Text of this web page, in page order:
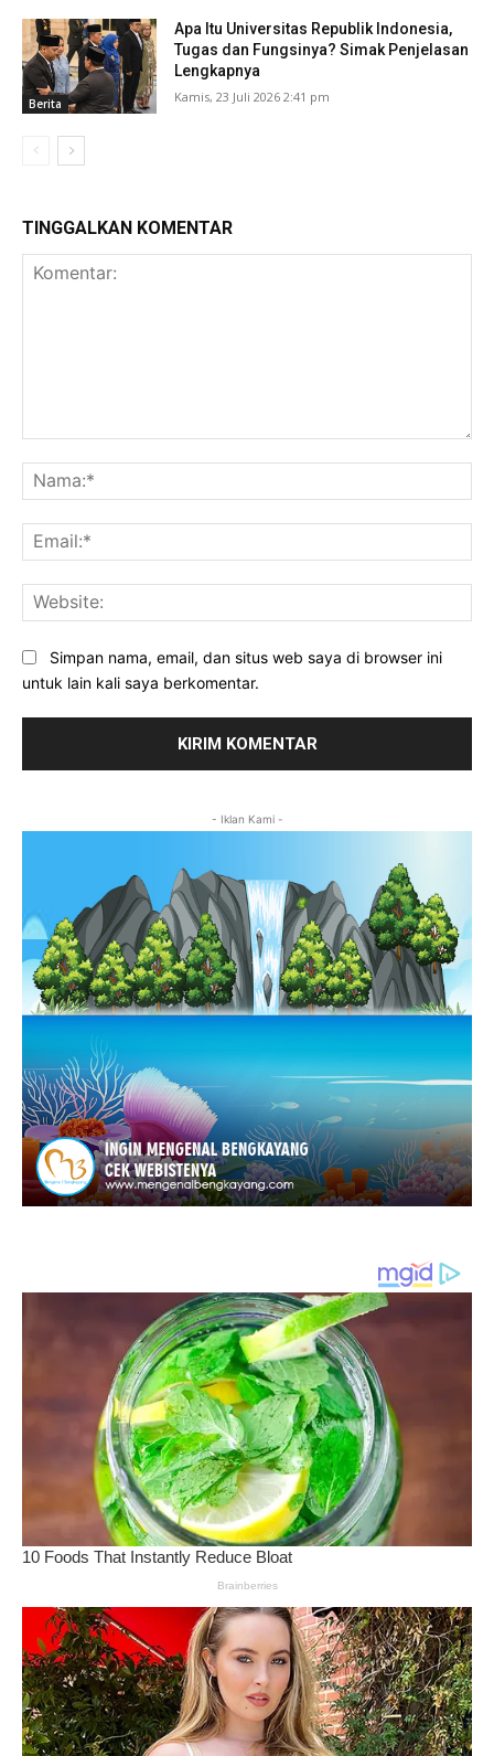
Berita
Apa Itu Universitas Republik Indonesia,
Tugas dan Fungsinya? Simak Penjelasan
Lengkapnya
Kamis, 23 Juli 2026 2:41 pm
TINGGALKAN KOMENTAR
Simpan nama, email, dan situs web saya di browser ini
untuk lain kali saya berkomentar.
- Iklan Kami -